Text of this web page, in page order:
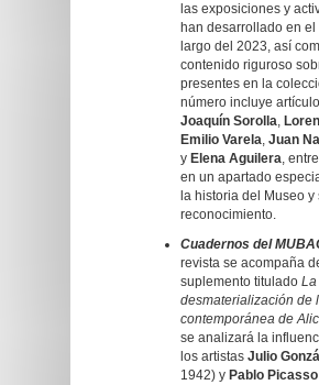
las exposiciones y
han desarrollado en
largo del 2023, así
contenido riguroso
presentes en la
número incluye
Joaquín Sorolla,
Emilio Varela, Juan
y Elena Aguilera,
en un apartado
la historia del Museo y
reconocimiento.
Cuadernos del
revista se acompaña
suplemento titulado La
desmaterialización de
contemporánea de
se analizará la
los artistas Julio
1942) y Pablo Picasso